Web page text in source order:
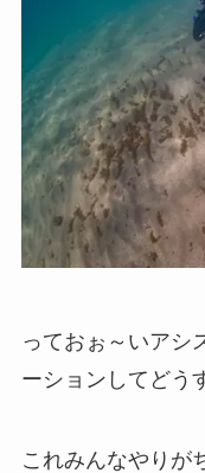
っておぉ～いアシ
ーションしてどう
これみんなやりが